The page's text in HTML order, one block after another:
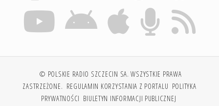
© POLSKIE RADIO SZCZECIN SA. WSZYSTKIE PRAWA
ZASTRZEŻONE. REGULAMIN KORZYSTANIA Z PORTALU POLITYKA
PRYWATNOŚCI BIULETYN INFORMACJI PUBLICZNEJ